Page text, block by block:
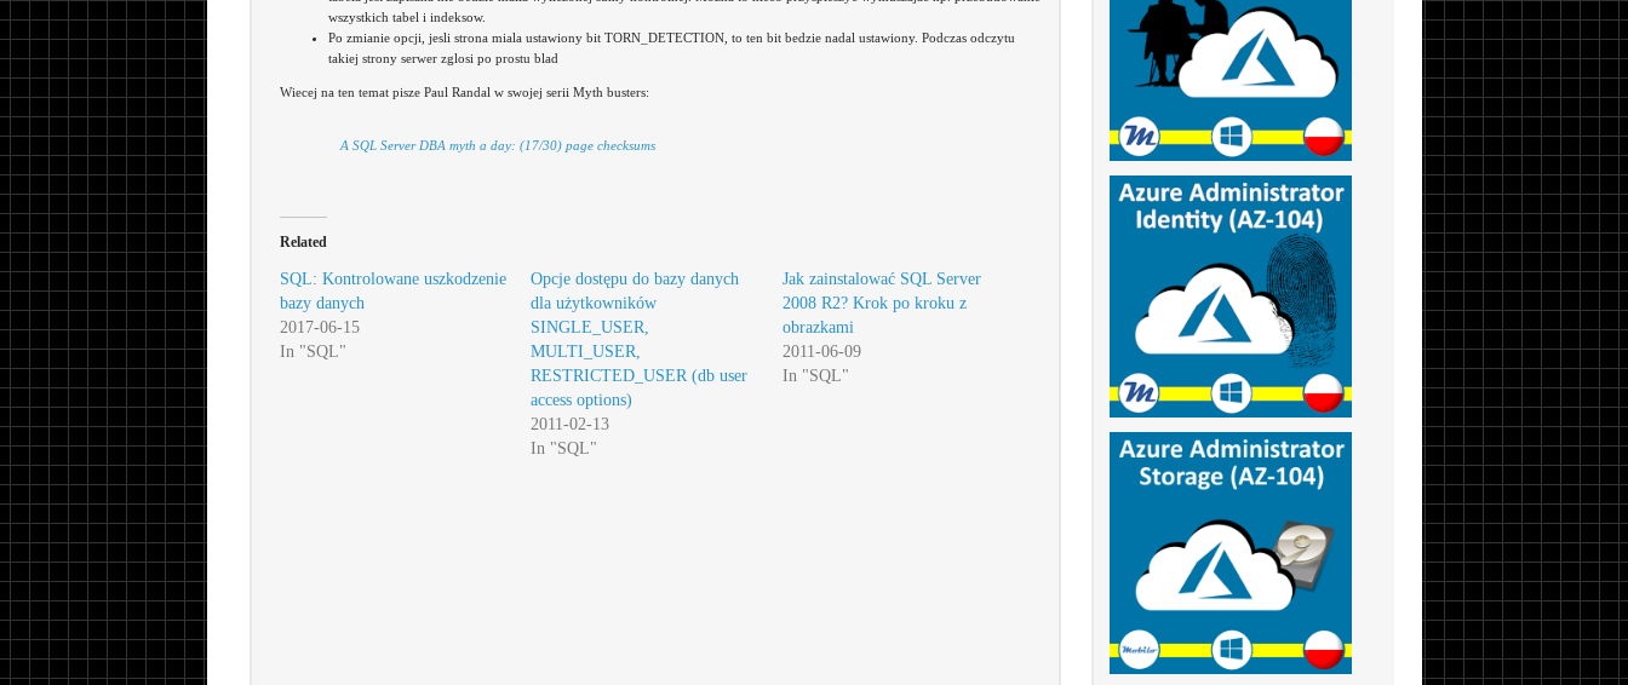
wszystkich tabel i indeksow.
Po zmianie opcji, jesli strona miala ustawiony bit TORN_DETECTION, to ten bit bedzie nadal ustawiony. Podczas odczytu
takiej strony serwer zglosi po prostu blad
Wiecej na ten temat pisze Paul Randal w swojej serii Myth busters:
A SQL Server DBA myth a day: (17/30) page checksums
Related
SQL: Kontrolowane uszkodzenie
bazy danych
2017-06-15
In "SQL"
Opcje dostępu do bazy danych
dla użytkowników
SINGLE_USER,
MULTI_USER,
RESTRICTED_USER (db user
access options)
2011-02-13
In "SQL"
Jak zainstalować SQL Server
2008 R2? Krok po kroku z
obrazkami
2011-06-09
In "SQL"